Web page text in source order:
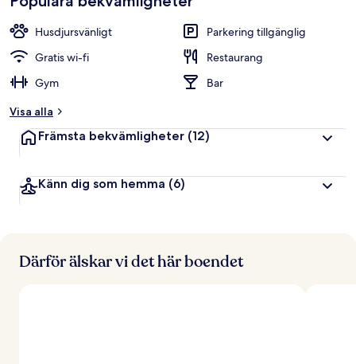
Husdjursvänligt
Parkering tillgänglig
Gratis wi-fi
Restaurang
Gym
Bar
Visa alla
Främsta bekvämligheter (12)
Känn dig som hemma (6)
Därför älskar vi det här boendet